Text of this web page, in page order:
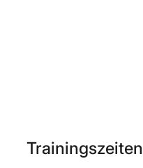
Trainingszeiten